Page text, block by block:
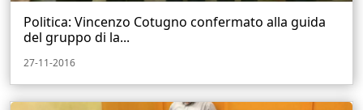
Politica: Vincenzo Cotugno confermato alla guida
del gruppo di la...
27-11-2016